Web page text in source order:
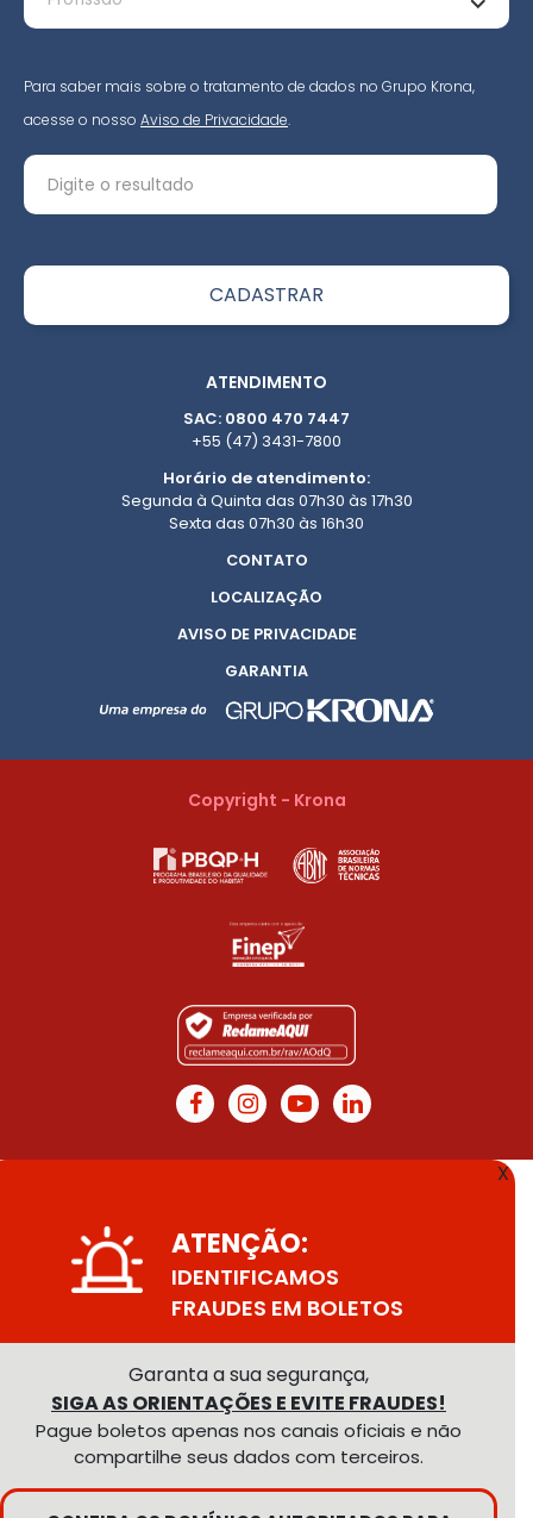
Para saber mais sobre o tratamento de dados no Grupo Krona,
acesse o nosso Aviso de Privacidade.
ATENDIMENTO
SAC: 0800 470 7447
+55 (47) 3431-7800
Horário de atendimento:
Segunda à Quinta das 07h30 às 17h30
Sexta das 07h30 às 16h30
CONTATO
LOCALIZAÇÃO
AVISO DE PRIVACIDADE
GARANTIA
Copyright - Krona
X
ATENÇÃO:
IDENTIFICAMOS
FRAUDES EM BOLETOS
Garanta a sua segurança,
SIGA AS ORIENTAÇÕES E EVITE FRAUDES!
Pague boletos apenas nos canais oficiais e não
compartilhe seus dados com terceiros.